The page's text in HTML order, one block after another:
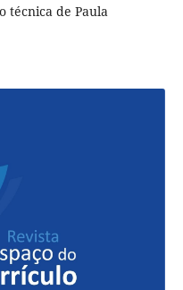
técnica de Paula